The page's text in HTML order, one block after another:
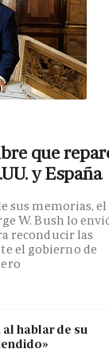
que
y España
sus memorias, el
W. Bush lo
reconducir las
el gobierno de
hablar de su